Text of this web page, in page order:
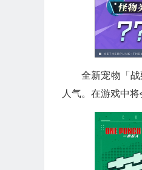
全新宠物「
人气。在游戏中